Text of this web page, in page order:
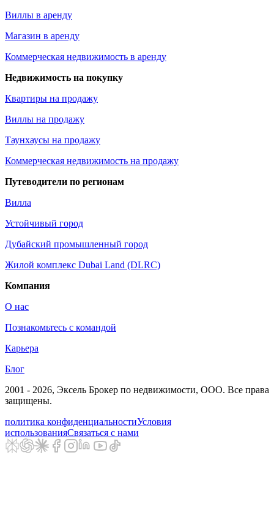
Виллы в аренду
Магазин в аренду
Коммерческая недвижимость в аренду
Недвижимость на покупку
Квартиры на продажу
Виллы на продажу
Таунхаусы на продажу
Коммерческая недвижимость на продажу
Путеводители по регионам
Вилла
Устойчивый город
Дубайский промышленный город
Жилой комплекс Dubai Land (DLRC)
Компания
О нас
Познакомьтесь с командой
Карьера
Блог
2001 - 2026, Эксель Брокер по недвижимости, ООО. Все права
защищены.
политика конфиденциальностиУсловия
использованияСвязаться с нами